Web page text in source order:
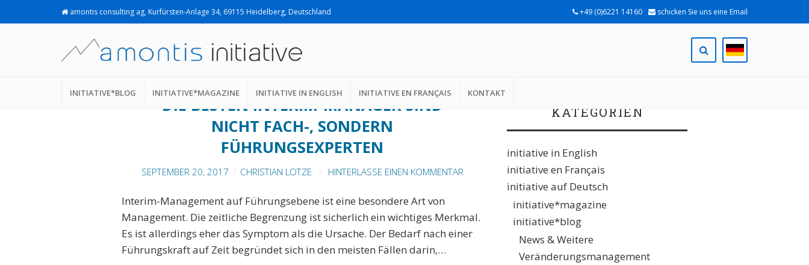
amontis consulting ag, Kurfürsten-Anlage 34, 69115 Heidelberg, Deutschland +49 (0)6221 14160 schicken Sie uns eine Email
INITIATIVE*BLOG INITIATIVE*MAGAZINE INITIATIVE IN ENGLISH INITIATIVE EN FRANÇAIS KONTAKT
IMPLEMENTIERUNG
DIE BESTEN INTERIM-MANAGER SIND
NICHT FACH-, SONDERN
FÜHRUNGSEXPERTEN
SEPTEMBER 20, 2017 CHRISTIAN LOTZE HINTERLASSE EINEN KOMMENTAR
Interim-Management auf Führungsebene ist eine besondere Art von
Management. Die zeitliche Begrenzung ist sicherlich ein wichtiges Merkmal.
Es ist allerdings eher das Symptom als die Ursache. Der Bedarf nach einer
Führungskraft auf Zeit begründet sich in den meisten Fällen darin,…
KATEGORIEN
initiative in English
initiative en Français
initiative auf Deutsch
initiative*magazine
initiative*blog
News & Weitere
Veränderungsmanagement